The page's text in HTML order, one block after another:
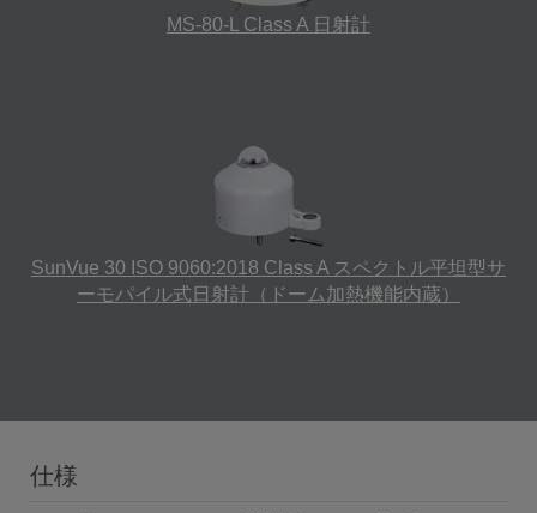
MS-80-L Class A 日射計
SunVue 30 ISO 9060:2018 Class A スペクトル平坦型サ
ーモパイル式日射計（ドーム加熱機能内蔵）
仕様